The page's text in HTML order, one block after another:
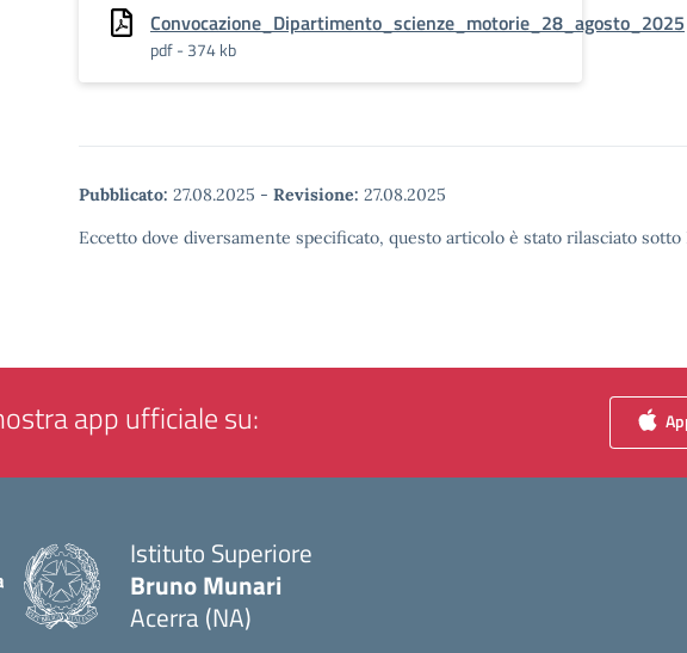
Convocazione_Dipartimento_scienze_motorie_28_agosto_2025
pdf - 374 kb
Pubblicato: 27.08.2025 - Revisione: 27.08.2025
Eccetto dove diversamente specificato, questo articolo è stato rilasciato
app ufficiale su:
Istituto Superiore
Bruno Munari
Acerra (NA)